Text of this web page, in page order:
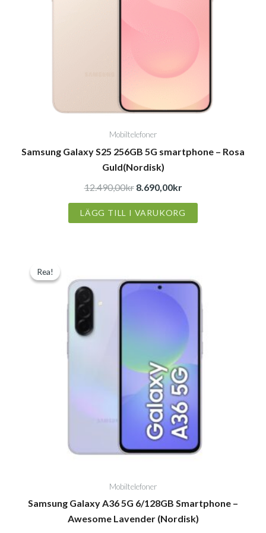
Mobiltelefoner
Samsung Galaxy S25 256GB 5G smartphone – Rosa
Guld(Nordisk)
12.490,00kr 8.690,00kr
LÄGG TILL I VARUKORG
Rea!
Rea!
Mobiltelefoner
Samsung Galaxy A36 5G 6/128GB Smartphone –
Awesome Lavender (Nordisk)
priset
är:
3.110,00kr.